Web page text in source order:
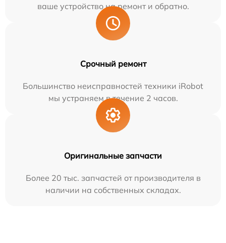
ваше устройство на ремонт и обратно.
Срочный ремонт
Большинство неисправностей техники iRobot
мы устраняем в течение 2 часов.
Оригинальные запчасти
Более 20 тыс. запчастей от производителя в
наличии на собственных складах.